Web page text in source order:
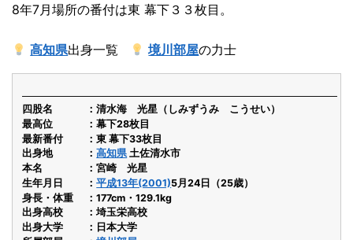
8年7月場所の番付は東 幕下３３枚目。
高知県出身一覧 境川部屋の力士
四股名
清水海 光星（しみずうみ こうせい）
最高位
幕下28枚目
最新番付
東 幕下33枚目
出身地
高知県土佐清水市
本名
宮崎 光星
生年月日
平成13年(2001)5月24日（25歳）
身長・体重
177cm・129.1kg
出身高校
埼玉栄高校
出身大学
日本大学